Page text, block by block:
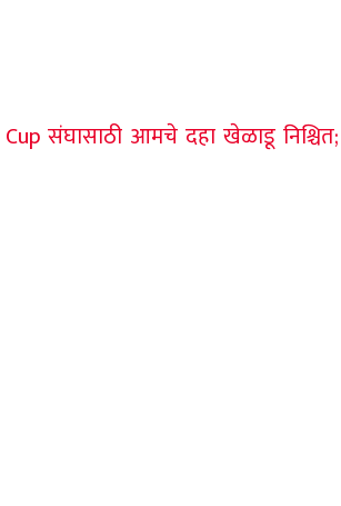
संघासाठी आमचे दहा खेळाडू निश्चित;